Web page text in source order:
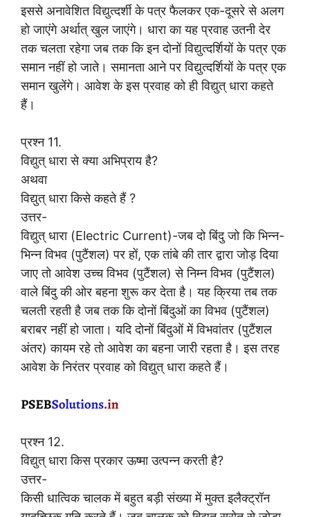
इससे अनावेशित विद्युत्दर्शी के पत्र फैलकर एक-दूसरे से अलग
हो जाएंगे अर्थात् खुल जाएंगे। धारा का यह प्रवाह उतनी देर
तक चलता रहेगा जब तक कि इन दोनों विद्युत्दर्शियों के पत्र एक
समान नहीं हो जाते। समानता आने पर विद्युत्दर्शियों के पत्र एक
समान खुलेंगे। आवेश के इस प्रवाह को ही विद्युत् धारा कहते
हैं।
प्रश्न 11.
विद्युत् धारा से क्या अभिप्राय है?
अथवा
विद्युत् धारा किसे कहते हैं ?
उत्तर-
विद्युत् धारा (Electric Current)-जब दो बिंदु जो कि भिन्न-
भिन्न विभव (पुटैंशल) पर हों, एक तांबे की तार द्वारा जोड़ दिया
जाए तो आवेश उच्च विभव (पुटैंशल) से निम्न विभव (पुटैंशल)
वाले बिंदु की ओर बहना शुरू कर देता है। यह क्रिया तब तक
चलती रहती है जब तक कि दोनों बिंदुओं का विभव (पुटैंशल)
बराबर नहीं हो जाता। यदि दोनों बिंदुओं में विभवांतर (पुटैंशल
अंतर) कायम रहे तो आवेश का बहना जारी रहता है। इस तरह
आवेश के निरंतर प्रवाह को विद्युत् धारा कहते हैं।
प्रश्न 12.
विद्युत् धारा किस प्रकार ऊष्मा उत्पन्न करती है?
उत्तर-
किसी धात्विक चालक में बहुत बड़ी संख्या में मुक्त इलैक्ट्रॉन